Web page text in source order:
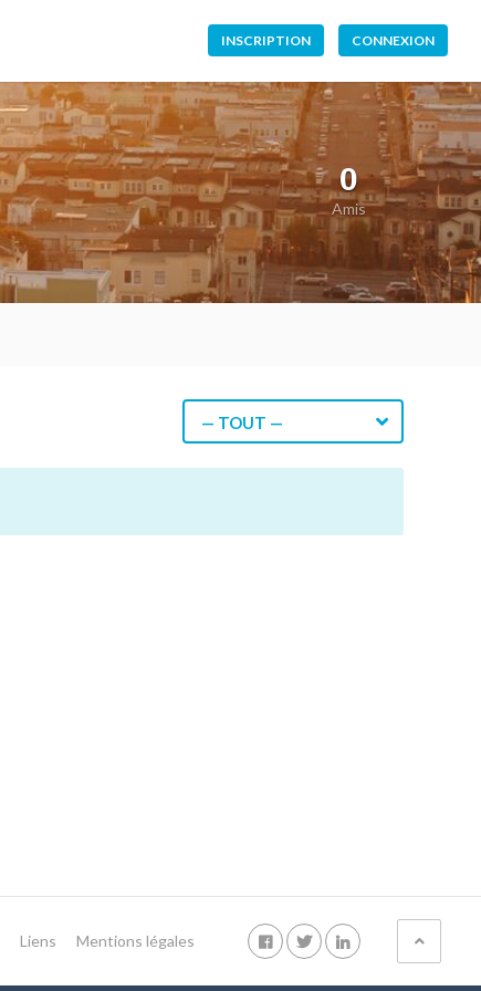
INSCRIPTION CONNEXION
0
Amis
— TOUT —
Liens Mentions légales